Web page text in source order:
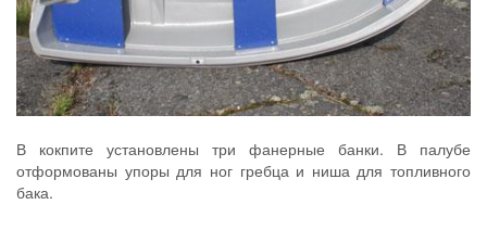
В кокпите установлены три фанерные банки. В палубе
отформованы упоры для ног гребца и ниша для топливного
бака.